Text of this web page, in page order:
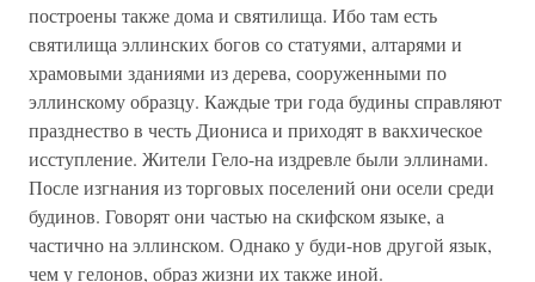
построены также дома и святилища. Ибо там есть
святилища эллинских богов со статуями, алтарями и
храмовыми зданиями из дерева, сооруженными по
эллинскому образцу. Каждые три года будины справляют
празднество в честь Диониса и приходят в вакхическое
исступление. Жители Гело-на издревле были эллинами.
После изгнания из торговых поселений они осели среди
будинов. Говорят они частью на скифском языке, а
частично на эллинском. Однако у буди-нов другой язык,
чем у гелонов, образ жизни их также иной.